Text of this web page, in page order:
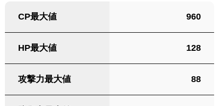
CP最大値 960
HP最大値 128
攻撃力最大値 88